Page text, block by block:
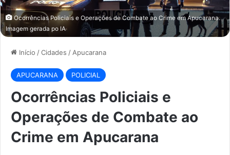
Ocorrências Policiais e Operações de Combate ao Crime em Apucarana.
Imagem gerada po IA
Início /Cidades / Apucarana
APUCARANA POLICIAL
Ocorrências Policiais e
Operações de Combate ao
Crime em Apucarana